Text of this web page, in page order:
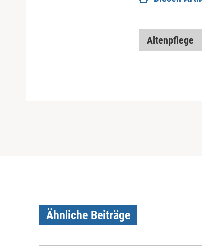
Altenpflege
Ähnliche Beiträge